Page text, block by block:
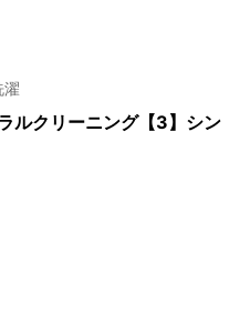
濯
ルクリーニング【3】シン